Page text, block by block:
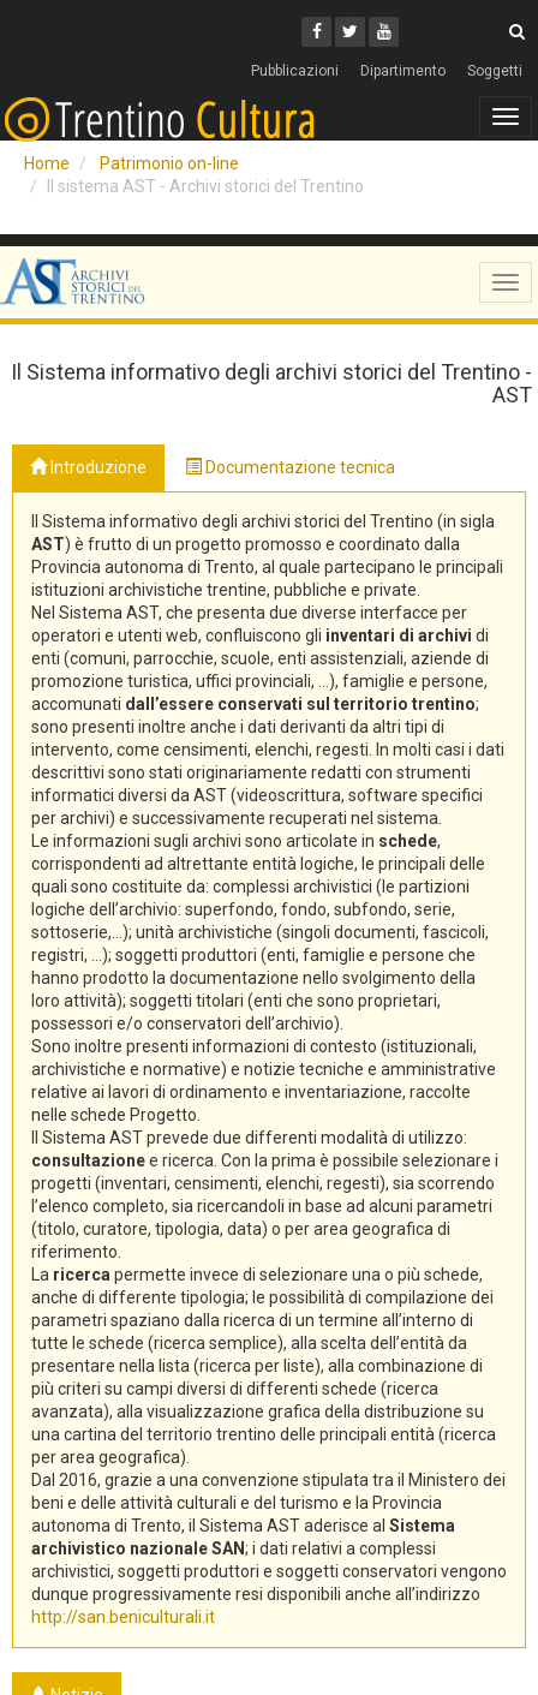
Facebook
Twitter
Youtube
Pubblicazioni Dipartimento Soggetti
Home
Patrimonio on-line
Il sistema AST - Archivi storici del Trentino
Il Sistema informativo degli archivi storici del Trentino -
AST
Introduzione Documentazione tecnica
Il Sistema informativo degli archivi storici del Trentino (in sigla
AST) è frutto di un progetto promosso e coordinato dalla
Provincia autonoma di Trento, al quale partecipano le principali
istituzioni archivistiche trentine, pubbliche e private.
Nel Sistema AST, che presenta due diverse interfacce per
operatori e utenti web, confluiscono gli inventari di archivi di
enti (comuni, parrocchie, scuole, enti assistenziali, aziende di
promozione turistica, uffici provinciali, ...), famiglie e persone,
accomunati dall’essere conservati sul territorio trentino;
sono presenti inoltre anche i dati derivanti da altri tipi di
intervento, come censimenti, elenchi, regesti. In molti casi i dati
descrittivi sono stati originariamente redatti con strumenti
informatici diversi da AST (videoscrittura, software specifici
per archivi) e successivamente recuperati nel sistema.
Le informazioni sugli archivi sono articolate in schede,
corrispondenti ad altrettante entità logiche, le principali delle
quali sono costituite da: complessi archivistici (le partizioni
logiche dell’archivio: superfondo, fondo, subfondo, serie,
sottoserie,...); unità archivistiche (singoli documenti, fascicoli,
registri, ...); soggetti produttori (enti, famiglie e persone che
hanno prodotto la documentazione nello svolgimento della
loro attività); soggetti titolari (enti che sono proprietari,
possessori e/o conservatori dell’archivio).
Sono inoltre presenti informazioni di contesto (istituzionali,
archivistiche e normative) e notizie tecniche e amministrative
relative ai lavori di ordinamento e inventariazione, raccolte
nelle schede Progetto.
Il Sistema AST prevede due differenti modalità di utilizzo:
consultazionee ricerca. Con la prima è possibile selezionare i
progetti (inventari, censimenti, elenchi, regesti), sia scorrendo
l’elenco completo, sia ricercandoli in base ad alcuni parametri
(titolo, curatore, tipologia, data) o per area geografica di
riferimento.
La ricerca permette invece di selezionare una o più schede,
anche di differente tipologia; le possibilità di compilazione dei
parametri spaziano dalla ricerca di un termine all’interno di
tutte le schede (ricerca semplice), alla scelta dell’entità da
presentare nella lista (ricerca per liste), alla combinazione di
più criteri su campi diversi di differenti schede (ricerca
avanzata), alla visualizzazione grafica della distribuzione su
una cartina del territorio trentino delle principali entità (ricerca
per area geografica).
Dal 2016, grazie a una convenzione stipulata tra il Ministero dei
beni e delle attività culturali e del turismo e la Provincia
autonoma di Trento, il Sistema AST aderisce al Sistema
archivistico nazionale SAN; i dati relativi a complessi
archivistici, soggetti produttori e soggetti conservatori vengono
dunque progressivamente resi disponibili anche all’indirizzo
http://san.beniculturali.it